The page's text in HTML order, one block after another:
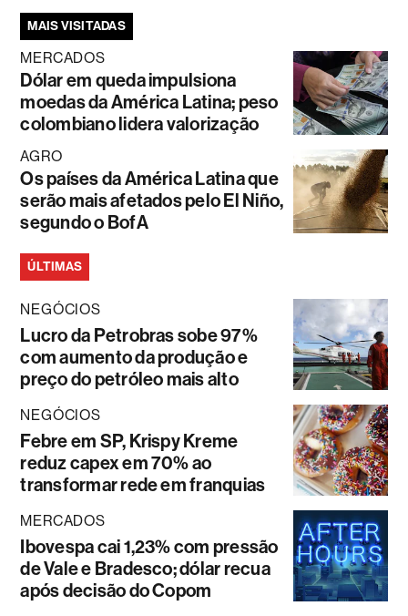
MAIS VISITADAS
MERCADOS
Dólar em queda impulsiona
moedas da América Latina; peso
colombiano lidera valorização
AGRO
Os países da América Latina que
serão mais afetados pelo El Niño,
segundo o BofA
ÚLTIMAS
NEGÓCIOS
Lucro da Petrobras sobe 97%
com aumento da produção e
preço do petróleo mais alto
NEGÓCIOS
Febre em SP, Krispy Kreme
reduz capex em 70% ao
transformar rede em franquias
MERCADOS
Ibovespa cai 1,23% com pressão
de Vale e Bradesco; dólar recua
após decisão do Copom